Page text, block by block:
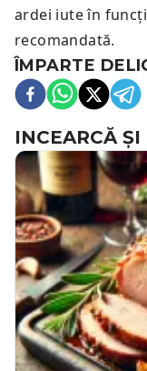
ardei iute în
recomandată.
ÎMPARTE
INCEARCĂ ȘI